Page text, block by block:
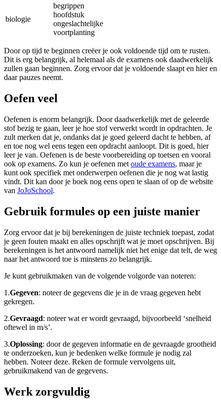
biologie
begrippen
hoofdstuk
ongeslachtelijke
voortplanting
Door op tijd te beginnen creëer je ook voldoende tijd om te rusten.
Dit is erg belangrijk, al helemaal als de examens ook daadwerkelijk
zullen gaan beginnen. Zorg ervoor dat je voldoende slaapt en hier en
daar pauzes neemt.
Oefen veel
Oefenen is enorm belangrijk. Door daadwerkelijk met de geleerde
stof bezig te gaan, leer je hoe stof verwerkt wordt in opdrachten. Je
zult merken dat je, ondanks dat je goed geleerd dacht te hebben, af
en toe nog wel eens tegen een opdracht aanloopt. Dit is goed, hier
leer je van. Oefenen is de beste voorbereiding op toetsen en vooral
ook op examens. Zo kun je oefenen met oude examens, maar je
kunt ook specifiek met onderwerpen oefenen die je nog wat lastig
vindt. Dit kan door je boek nog eens open te slaan of op de website
van JoJoSchool.
Gebruik formules op een juiste manier
Zorg ervoor dat je bij berekeningen de juiste techniek toepast, zodat
je geen fouten maakt en alles opschrijft wat je moet opschrijven. Bij
berekeningen is het antwoord namelijk niet het enige dat telt, de weg
naar het antwoord toe is minstens zo belangrijk.
Je kunt gebruikmaken van de volgende volgorde van noteren:
1.Gegeven: noteer de gegevens die je in de vraag gegeven hebt
gekregen.
2.Gevraagd: noteer wat er wordt gevraagd, bijvoorbeeld ‘snelheid
oftewel in m/s’.
3.Oplossing: door de gegeven informatie en de gevraagde grootheid
te onderzoeken, kun je bedenken welke formule je nodig zal
hebben. Noteer deze. Reken de formule vervolgens uit,
gebruikmakend van de gegevens.
Werk zorgvuldig